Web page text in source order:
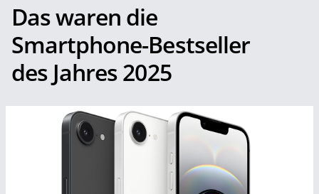
Das waren die
Smartphone-Bestseller
des Jahres 2025